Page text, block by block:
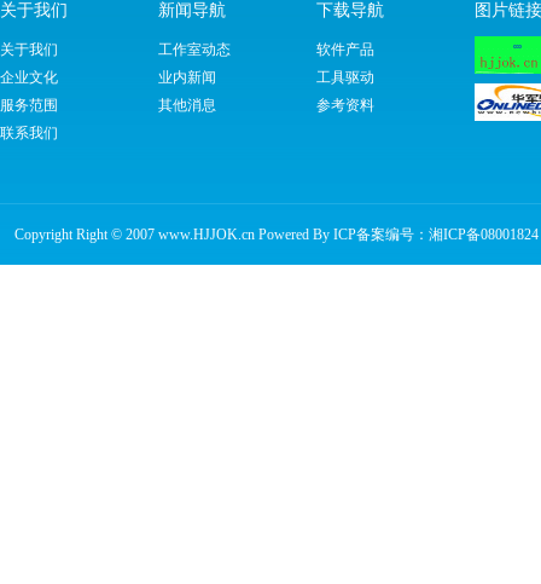
关于我们
关于我们
企业文化
服务范围
联系我们
新闻导航
工作室动态
业内新闻
其他消息
下载导航
软件产品
工具驱动
参考资料
图片链接
Copyright Right © 2007 www.HJJOK.cn Powered By ICP备案编号： 湘ICP备08001824